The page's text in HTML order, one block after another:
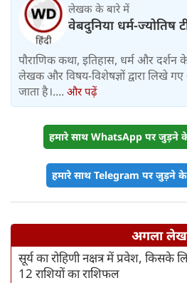
लेखक के बारे में
वेबदुनिया धर्म-ज्योतिष
पौराणिक कथा, इतिहास, धर्म और दर्शन
लेखक और विषय-विशेषज्ञों द्वारा लिखे
जाता है।.... और पढ़ें
हमारे साथ WhatsApp पर जुड़ने
हमारे साथ Telegram पर जुड़ने
अगला लेख
सूर्य का रोहिणी नक्षत्र में प्रवेश,
12 राशियों का राशिफल